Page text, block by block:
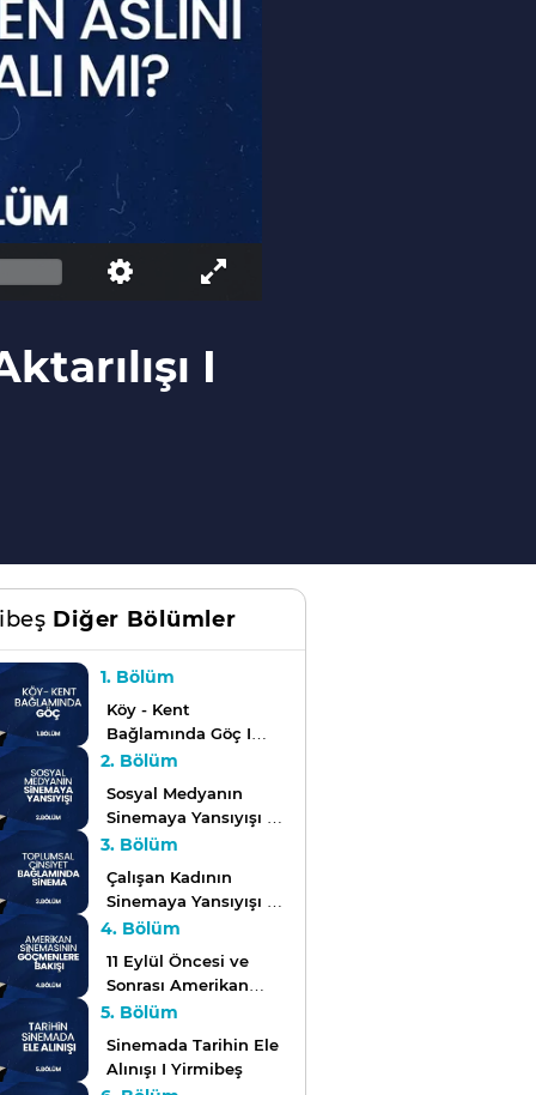
I
Diğer Bölümler
1. Bölüm
Köy - Kent
Bağlamında Göç I
Yirmibeş
2. Bölüm
Sosyal Medyanın
Sinemaya Yansıyışı I
Yirmibeş
3. Bölüm
Çalışan Kadının
Sinemaya Yansıyışı I
Yirmibeş
4. Bölüm
11 Eylül Öncesi ve
Sonrası Amerikan
Sinemasının
Yirmibeş
5. Bölüm
Sinemada Tarihin Ele
Alınışı I Yirmibeş